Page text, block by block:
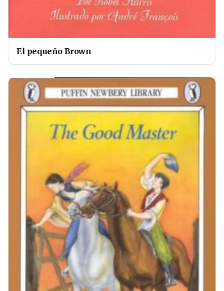
El pequeño Brown